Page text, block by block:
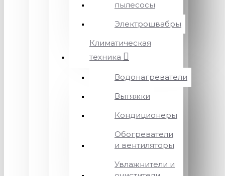
пылесосы
Электрошвабры
Климатическая
техника
Водонагреватели
Вытяжки
Кондиционеры
Обогреватели
и вентиляторы
Увлажнители и